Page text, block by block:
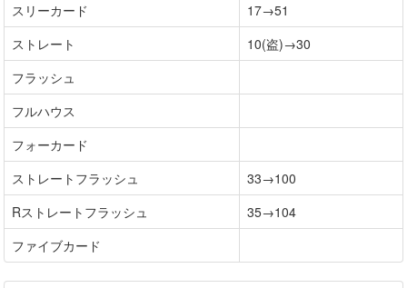
スリーカード
17→51
ストレート
10(盗)→30
フラッシュ
フルハウス
フォーカード
ストレートフラッシュ
33→100
Rストレートフラッシュ
35→104
ファイブカード